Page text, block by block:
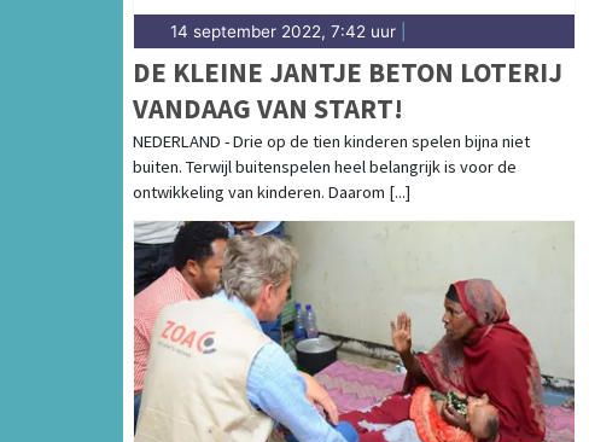
14 september 2022, 7:42 uur
DE KLEINE JANTJE BETON LOTERIJ
VANDAAG VAN START!
NEDERLAND - Drie op de tien kinderen spelen bijna niet
buiten. Terwijl buitenspelen heel belangrijk is voor de
ontwikkeling van kinderen. Daarom [...]